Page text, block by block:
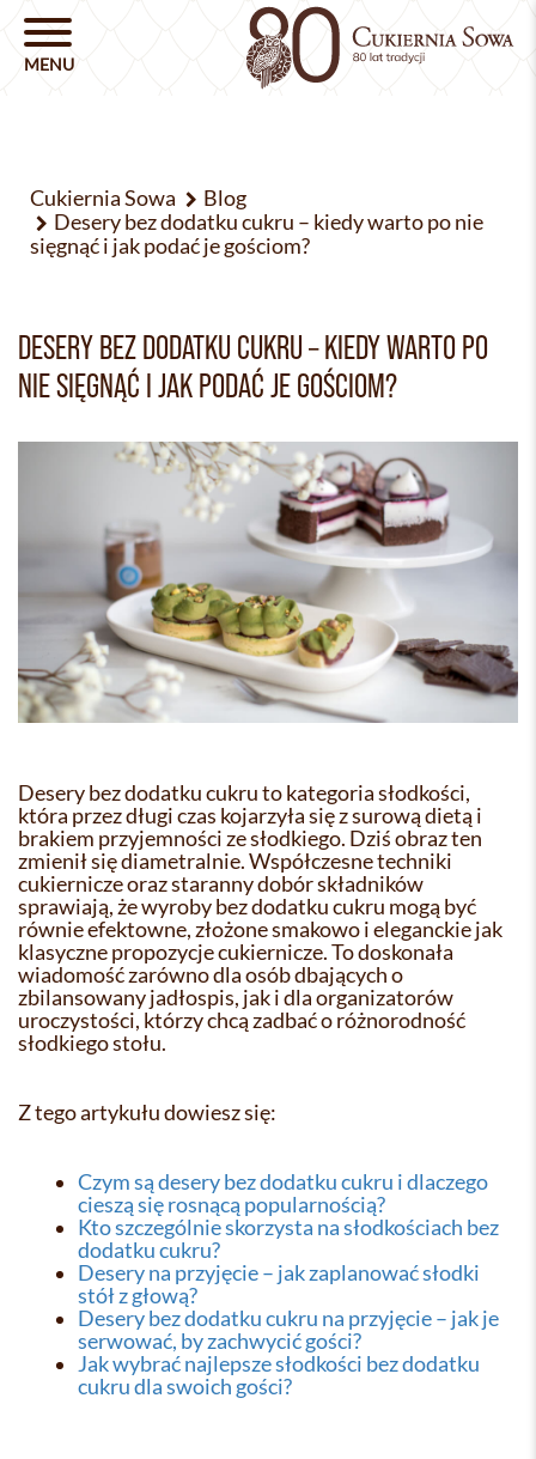
Cukiernia Sowa
Blog
Desery bez dodatku cukru – kiedy warto po nie
sięgnąć i jak podać je gościom?
DESERY BEZ DODATKU CUKRU – KIEDY WARTO PO
NIE SIĘGNĄĆ I JAK PODAĆ JE GOŚCIOM?
Desery bez dodatku cukru to kategoria słodkości,
która przez długi czas kojarzyła się z surową dietą i
brakiem przyjemności ze słodkiego. Dziś obraz ten
zmienił się diametralnie. Współczesne techniki
cukiernicze oraz staranny dobór składników
sprawiają, że wyroby bez dodatku cukru mogą być
równie efektowne, złożone smakowo i eleganckie jak
klasyczne propozycje cukiernicze. To doskonała
wiadomość zarówno dla osób dbających o
zbilansowany jadłospis, jak i dla organizatorów
uroczystości, którzy chcą zadbać o różnorodność
słodkiego stołu.
Z tego artykułu dowiesz się:
Czym są desery bez dodatku cukru i dlaczego
cieszą się rosnącą popularnością?
Kto szczególnie skorzysta na słodkościach bez
dodatku cukru?
Desery na przyjęcie – jak zaplanować słodki
stół z głową?
Desery bez dodatku cukru na przyjęcie – jak je
serwować, by zachwycić gości?
Jak wybrać najlepsze słodkości bez dodatku
cukru dla swoich gości?